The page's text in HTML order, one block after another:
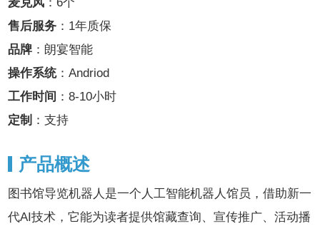
麦克风 ：6个
售后服务 ：1年质保
品牌 ：朗宴智能
操作系统：Andriod
工作时间 ：8-10小时
定制 ：支持
产品概述
图书馆导览机器人是一个人工智能机器人馆员，借助新一
代AI技术，它能为读者提供馆藏查询、宣传推广、活动播